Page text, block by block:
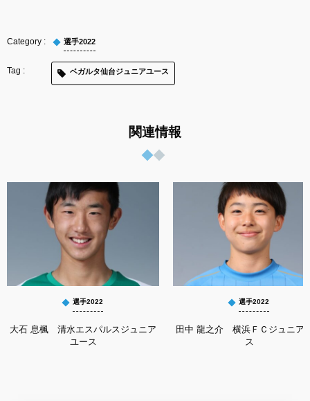
選手2022
ベガルタ仙台ジュニアユース
関連情報
選手2022
大石 息楓 清水エスパルスジュニア
ユース
選手2022
田中 龍之介 横浜ＦＣジュニア
ス